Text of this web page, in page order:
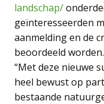
landschap/
geïnteresseerden
aanmelding en de
beoordeeld worden.
“Met deze nieuwe
heel bewust op
bestaande